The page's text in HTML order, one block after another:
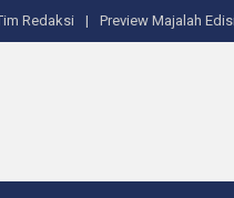
Redaksi Preview Majalah